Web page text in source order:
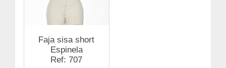
Faja sisa short
Espinela
Ref: 707